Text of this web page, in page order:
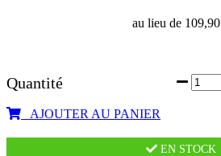
au lieu de 109,90
Quantité
AJOUTER AU PANIER
EN STOCK